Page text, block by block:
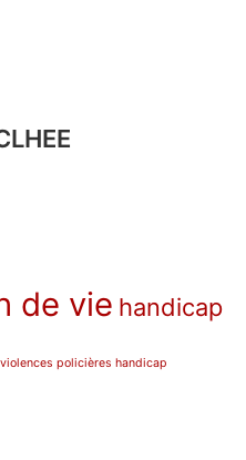
de vie handicap
violences policières handicap